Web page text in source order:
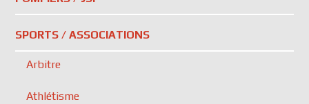
SPORTS / ASSOCIATIONS
Arbitre
Athlétisme